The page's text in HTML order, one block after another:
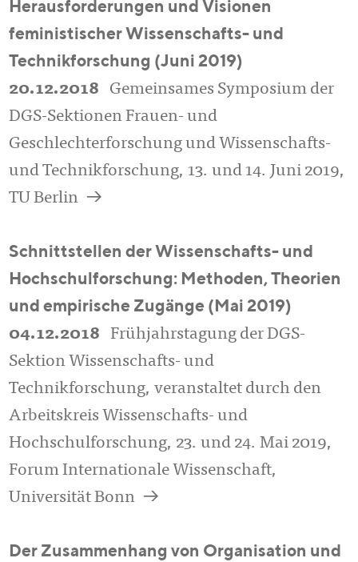
Herausforderungen und Visionen
feministischer Wissenschafts- und
Technikforschung (Juni 2019)
20.12.2018
Gemeinsames Symposium der
DGS-Sektionen Frauen- und
Geschlechterforschung und Wissenschafts-
und Technikforschung, 13. und 14. Juni 2019,
TU Berlin a
Schnittstellen der Wissenschafts- und
Hochschulforschung: Methoden, Theorien
und empirische Zugänge (Mai 2019)
04.12.2018
Frühjahrstagung der DGS-
Sektion Wissenschafts- und
Technikforschung, veranstaltet durch den
Arbeitskreis Wissenschafts- und
Hochschulforschung, 23. und 24. Mai 2019,
Forum Internationale Wissenschaft,
Universität Bonn a
Der Zusammenhang von Organisation und